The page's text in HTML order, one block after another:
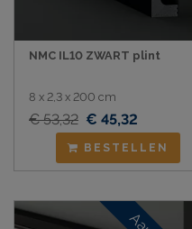
NMC IL10 ZWART plint
8 x 2,3 x 200 cm
€ 53,32 € 45,32
BESTELLEN